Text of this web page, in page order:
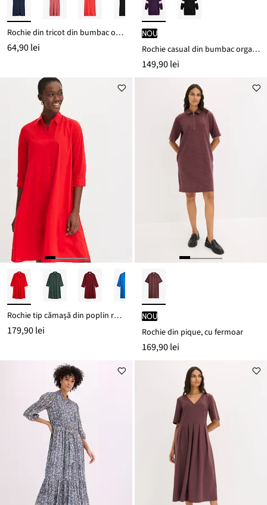
Rochie din tricot din bumbac organic 100%
64,90 lei
nou
Rochie casual din bumbac organic 100%
149,90 lei
Rochie tip cămașă din poplin robust
179,90 lei
nou
Rochie din pique, cu fermoar
169,90 lei